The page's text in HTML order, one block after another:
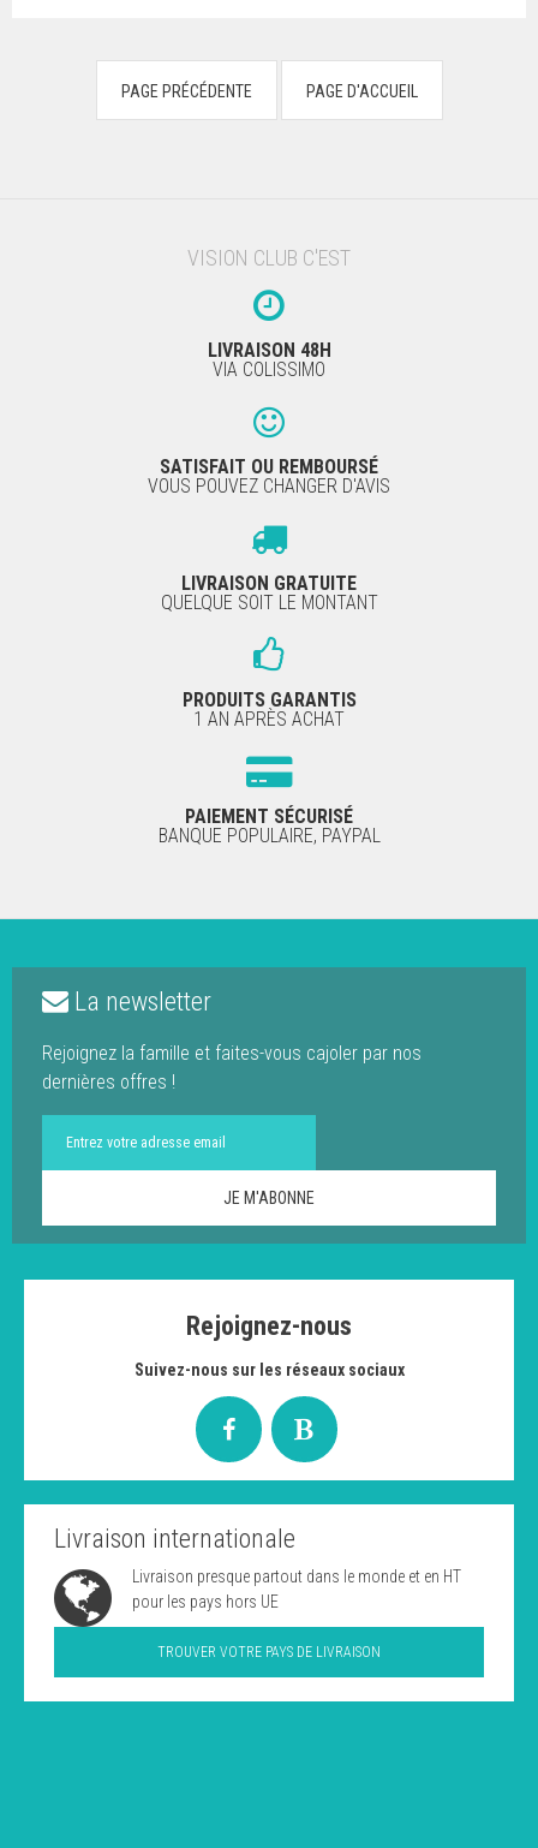
VISION CLUB C'EST
LIVRAISON 48H
VIA COLISSIMO
SATISFAIT OU REMBOURSÉ
VOUS POUVEZ CHANGER D'AVIS
LIVRAISON GRATUITE
QUELQUE SOIT LE MONTANT
PRODUITS GARANTIS
1 AN APRÈS ACHAT
PAIEMENT SÉCURISÉ
BANQUE POPULAIRE, PAYPAL
La newsletter
Rejoignez la famille et faites-vous cajoler par nos
dernières offres !
Rejoignez-nous
Suivez-nous sur les réseaux sociaux
Livraison internationale
Livraison presque partout dans le monde et en HT
pour les pays hors UE
TROUVER VOTRE PAYS DE LIVRAISON